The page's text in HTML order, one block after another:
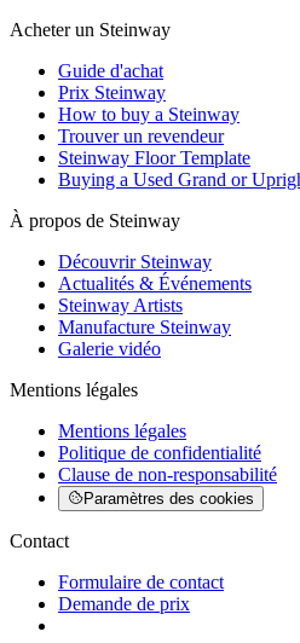
Acheter un Steinway
Guide d'achat
Prix Steinway
How to buy a Steinway
Trouver un revendeur
Steinway Floor Template
Buying a Used Grand or
À propos de Steinway
Découvrir Steinway
Actualités & Événements
Steinway Artists
Manufacture Steinway
Galerie vidéo
Mentions légales
Mentions légales
Politique de confidentialité
Clause de non-responsabilité
Paramètres des cookies
Contact
Formulaire de contact
Demande de prix